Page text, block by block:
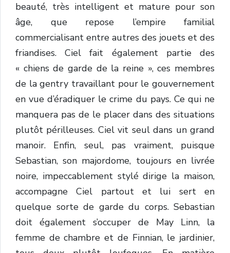
beauté, très intelligent et mature pour son
âge, que repose l’empire familial
commercialisant entre autres des jouets et des
friandises. Ciel fait également partie des
« chiens de garde de la reine », ces membres
de la gentry travaillant pour le gouvernement
en vue d’éradiquer le crime du pays. Ce qui ne
manquera pas de le placer dans des situations
plutôt périlleuses. Ciel vit seul dans un grand
manoir. Enfin, seul, pas vraiment, puisque
Sebastian, son majordome, toujours en livrée
noire, impeccablement stylé dirige la maison,
accompagne Ciel partout et lui sert en
quelque sorte de garde du corps. Sebastian
doit également s’occuper de May Linn, la
femme de chambre et de Finnian, le jardinier,